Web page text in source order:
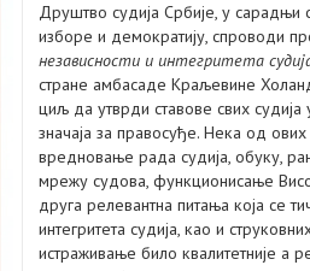
Друштво судија Србије, у сарадњи
изборе и демократију, спроводи
независности и интегритета
стране амбасаде Краљевине
циљ да утврди ставове свих
значаја за правосуђе. Нека од
вредновање рада судија, обуку,
мрежу судова, функционисање
друга релевантна питања која се
интегритета судија, као и
истраживање било квалитетније а